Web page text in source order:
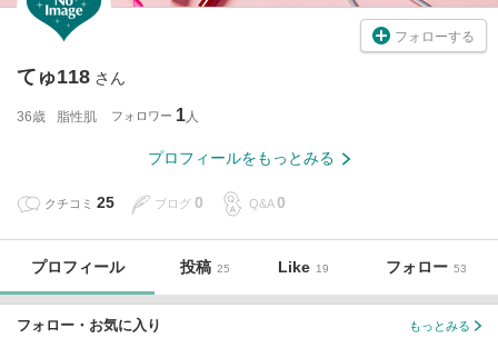
フォローする
てゅ118 さん
36歳 脂性肌 フォロワー 1
プロフィールをもっとみる
クチコミ 25 ブログ 0 Q&A 0
プロフィール 投稿 25 Like 19 フォロー 53
フォロー・お気に入り もっとみる